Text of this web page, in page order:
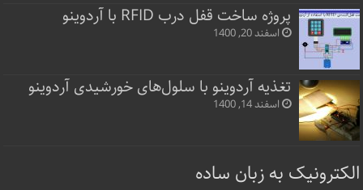
پروژه ساخت قفل‌ درب RFID با آردوینو
اسفند 20, 1400
تغذیه آردوینو با سلول‌های خورشیدی آردوینو
اسفند 14, 1400
الکترونیک به زبان ساده